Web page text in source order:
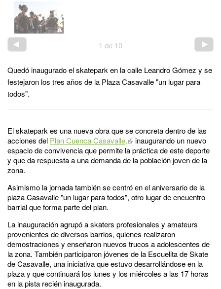
1 de 10
Quedó inaugurado el skatepark en la calle Leandro Gómez y se
festejaron los tres años de la Plaza Casavalle "un lugar para
todos".
El skatepark es una nueva obra que se concreta dentro de las
acciones del Plan Cuenca Casavalle,
inaugurando un nuevo
espacio de convivencia que permite la práctica de este deporte
y que da respuesta a una demanda de la población joven de la
zona.
Asimismo la jornada también se centró en el aniversario de la
plaza Casavalle "un lugar para todos", otro lugar de encuentro
barrial que forma parte del plan.
La inauguración agrupó a skaters profesionales y amateurs
provenientes de diversos barrios, quienes realizaron
demostraciones y enseñaron nuevos trucos a adolescentes de
la zona. También participaron jóvenes de la Escuelita de Skate
de Casavalle, una iniciativa que estuvo desarrollándose en la
plaza y que continuará los lunes y los miércoles a las 17 horas
en la pista recién inaugurada.